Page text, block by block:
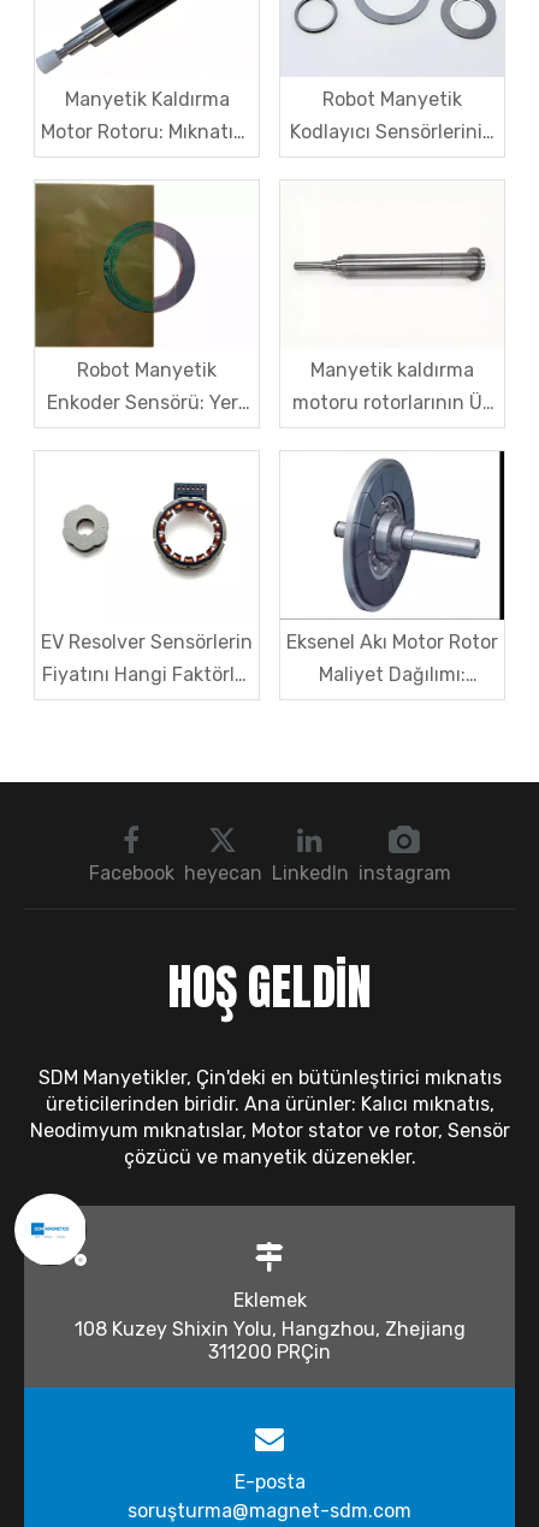
Manyetik Kaldırma
Motor Rotoru: Mıknatıslı
Çelik için Karbon Fiber
Yüksek Hızlı Santrifüjlü
Çatlama Önleyici
Çözümler
Robot Manyetik
Kodlayıcı Sensörlerinin
Sinyal Titreşimi –
Çözümüne Kadar
Robot Manyetik
Enkoder Sensörü: Yerli
Manyetik Kod Diskleri
Kırıyor?
Manyetik kaldırma
motoru rotorlarının Üç
Büyük Zorluğu ve
Çözümleri
EV Resolver Sensörlerin
Fiyatını Hangi Faktörler
Etkiler? Tek Makalede
Eksenel Akı Motor Rotor
Maliyet Dağılımı:
Mıknatıslar, Demir
Facebook heyecan LinkedIn instagram
HOŞ GELDİN
SDM Manyetikler, Çin'deki en bütünleştirici mıknatıs
üreticilerinden biridir. Ana ürünler: Kalıcı mıknatıs,
Neodimyum mıknatıslar, Motor stator ve rotor, Sensör
çözücü ve manyetik düzenekler.
Eklemek
108 Kuzey Shixin Yolu, Hangzhou, Zhejiang
311200 PRÇin
E-posta
soruşturma@magnet-sdm.com​​​​​​